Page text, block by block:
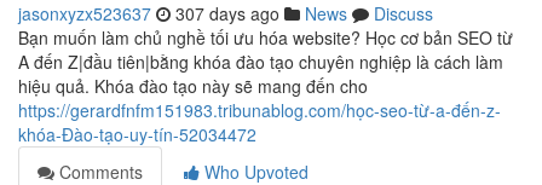
jasonxyzx523637 307 days ago News
Discuss
Bạn muốn làm chủ nghề tối ưu hóa website? Học cơ bản SEO từ
A đến Z|đầu tiên|bằng khóa đào tạo chuyên nghiệp là cách làm
hiệu quả. Khóa đào tạo này sẽ mang đến cho
https://gerardfnfm151983.tribunablog.com/học-seo-từ-a-đến-z-
khóa-Đào-tạo-uy-tín-52034472
Comments
Who Upvoted